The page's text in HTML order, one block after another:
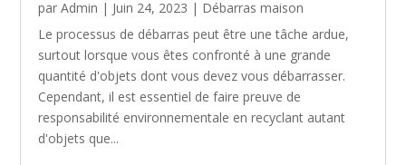
parAdmin | Juin 24, 2023 | Débarras maison
Le processus de débarras peut être une tâche ardue,
surtout lorsque vous êtes confronté à une grande
quantité d'objets dont vous devez vous débarrasser.
Cependant, il est essentiel de faire preuve de
responsabilité environnementale en recyclant autant
d'objets que...